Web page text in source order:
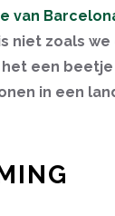
van
niet zoals
een
in een